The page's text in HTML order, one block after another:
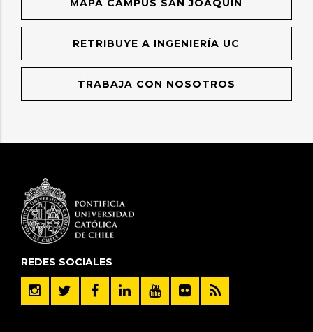
MAPA CAMPUS SAN JOAQUÍN
RETRIBUYE A INGENIERÍA UC
TRABAJA CON NOSOTROS
REDES SOCIALES